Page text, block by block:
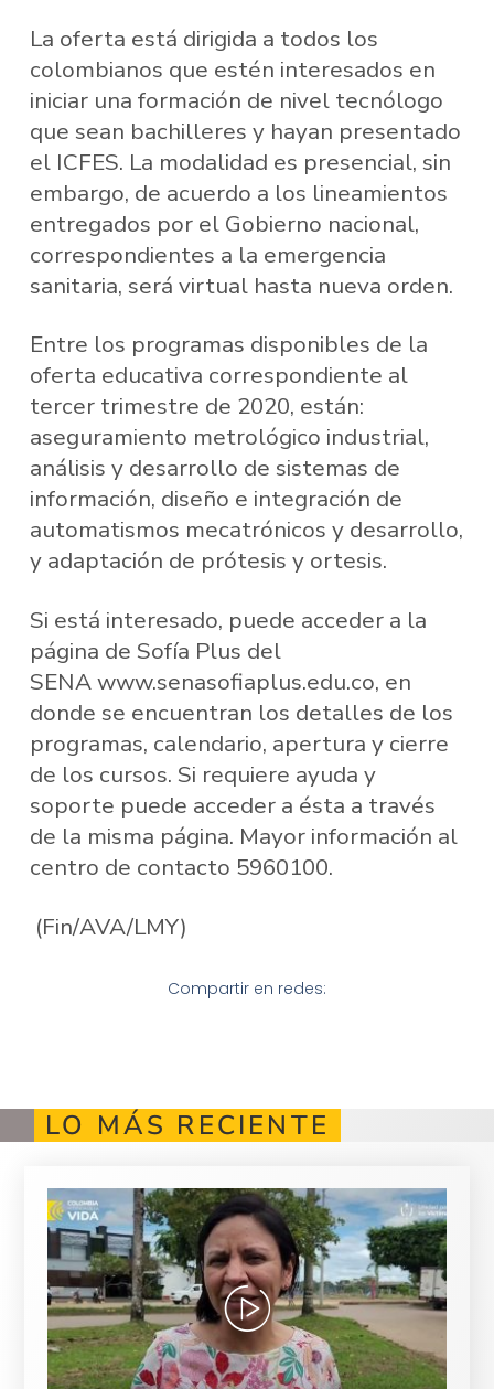
La oferta está dirigida a todos los
colombianos que estén interesados en
iniciar una formación de nivel tecnólogo
que sean bachilleres y hayan presentado
el ICFES. La modalidad es presencial, sin
embargo, de acuerdo a los lineamientos
entregados por el Gobierno nacional,
correspondientes a la emergencia
sanitaria, será virtual hasta nueva orden.
Entre los programas disponibles de la
oferta educativa correspondiente al
tercer trimestre de 2020, están:
aseguramiento metrológico industrial,
análisis y desarrollo de sistemas de
información, diseño e integración de
automatismos mecatrónicos y desarrollo,
y adaptación de prótesis y ortesis.
Si está interesado, puede acceder a la
página de Sofía Plus del
SENA www.senasofiaplus.edu.co, en
donde se encuentran los detalles de los
programas, calendario, apertura y cierre
de los cursos. Si requiere ayuda y
soporte puede acceder a ésta a través
de la misma página. Mayor información al
centro de contacto 5960100.
(Fin/AVA/LMY)
Compartir en redes:
LO MÁS RECIENTE